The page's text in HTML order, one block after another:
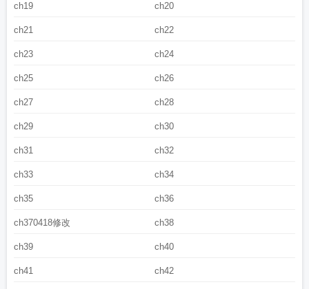
ch19 ch20
ch21 ch22
ch23 ch24
ch25 ch26
ch27 ch28
ch29 ch30
ch31 ch32
ch33 ch34
ch35 ch36
ch370418修改 ch38
ch39 ch40
ch41 ch42